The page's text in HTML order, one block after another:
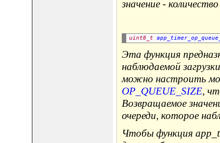
значение -
uint8_t
Эта функция
наблюдаемой
можно настроить
OP_QUEUE_SIZE,
Возвращаемое
очереди, которое
Чтобы функция